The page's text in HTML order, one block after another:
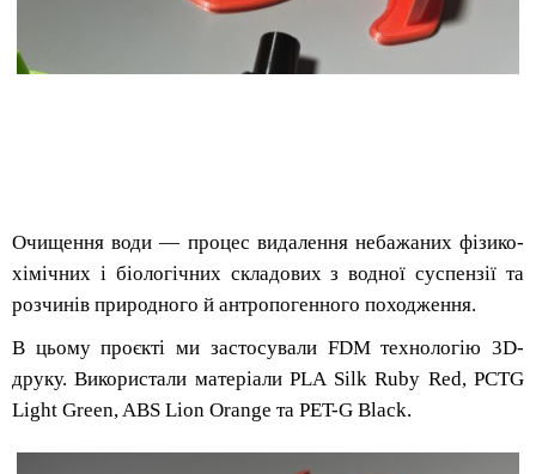
Очищення води — процес видалення небажаних фізико-
хімічних і біологічних складових з водної суспензії та
розчинів природного й антропогенного походження.
В цьому проєкті ми застосували FDM технологію 3D-
друку. Використали матеріали PLA Silk Ruby Red, PCTG
Light Green, ABS Lion Orange та PET-G Black.